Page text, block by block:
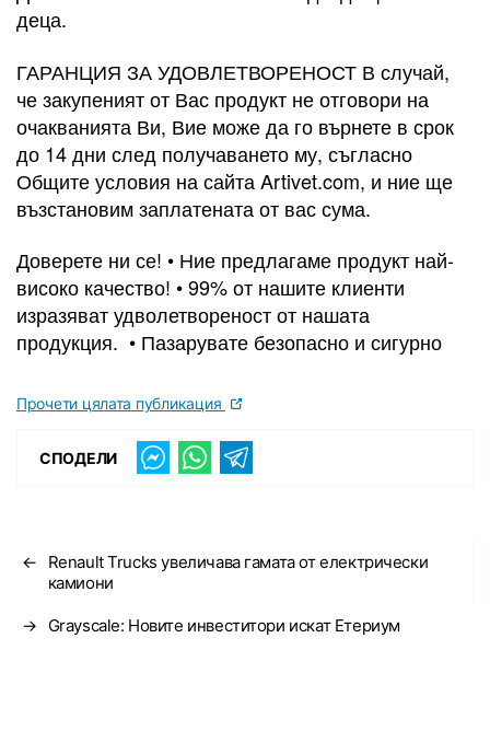
деца.
ГАРАНЦИЯ ЗА УДОВЛЕТВОРЕНОСТ В случай,
че закупеният от Вас продукт не отговори на
очакванията Ви, Вие може да го върнете в срок
до 14 дни след получаването му, съгласно
Общите условия на сайта Artivet.com, и ние ще
възстановим заплатената от вас сума.
Доверете ни се! • Ние предлагаме продукт най-
високо качество! • 99% от нашите клиенти
изразяват удволетвореност от нашата
продукция. • Пазарувате безопасно и сигурно
Прочети цялата публикация
СПОДЕЛИ
←
Renault Trucks увеличава гамата от електрически
камиони
→ Grayscale: Новите инвеститори искат Етериум